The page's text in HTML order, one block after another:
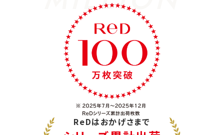
ReDはおかげさまで